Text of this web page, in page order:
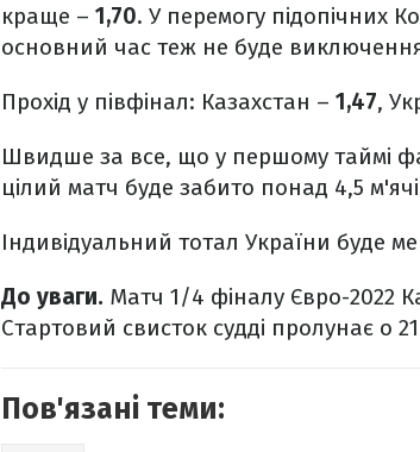
краще – 1,70. У перемогу підопічних
основний час теж не буде
Прохід у півфінал: Казахстан – 1,47,
Швидше за все, що у першому таймі
цілий матч буде забито понад 4,5
Індивідуальний тотал України буде
До уваги. Матч 1/4 фіналу Євро-2022
Стартовий свисток судді пролунає о
Пов'язані теми: